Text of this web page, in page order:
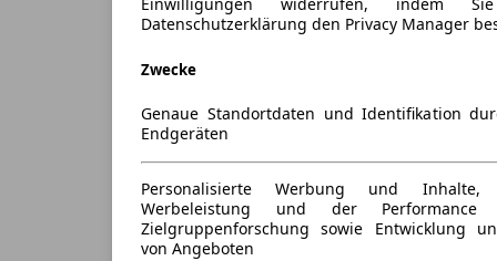
Einwilligungen widerrufen, indem
Datenschutzerklärung den Privacy Manager
Zwecke
Genaue Standortdaten und Identifikation
Endgeräten
Personalisierte Werbung und Inhalte,
Werbeleistung und der
Zielgruppenforschung sowie Entwicklung
von Angeboten